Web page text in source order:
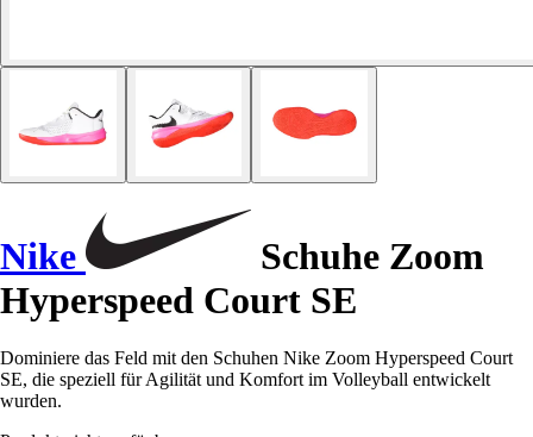
Nike
Schuhe Zoom
Hyperspeed Court SE
Dominiere das Feld mit den Schuhen Nike Zoom Hyperspeed Court
SE, die speziell für Agilität und Komfort im Volleyball entwickelt
wurden.